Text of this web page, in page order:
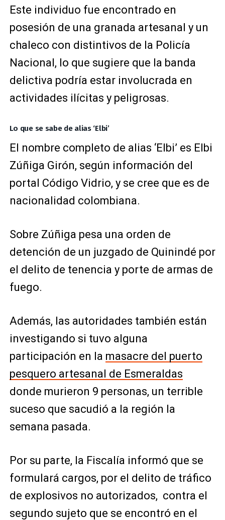
Este individuo fue encontrado en
posesión de una granada artesanal y un
chaleco con distintivos de la Policía
Nacional, lo que sugiere que la banda
delictiva podría estar involucrada en
actividades ilícitas y peligrosas.
Lo que se sabe de alias ‘Elbi’
El nombre completo de alias ‘Elbi’ es Elbi
Zúñiga Girón, según información del
portal Código Vidrio, y se cree que es de
nacionalidad colombiana.
Sobre Zúñiga pesa una orden de
detención de un juzgado de Quinindé por
el delito de tenencia y porte de armas de
fuego.
Además, las autoridades también están
investigando si tuvo alguna
participación en la masacre del puerto
pesquero artesanal de Esmeraldas
donde murieron 9 personas, un terrible
suceso que sacudió a la región la
semana pasada.
Por su parte, la Fiscalía informó que se
formulará cargos, por el delito de tráfico
de explosivos no autorizados, contra el
segundo sujeto que se encontró en el